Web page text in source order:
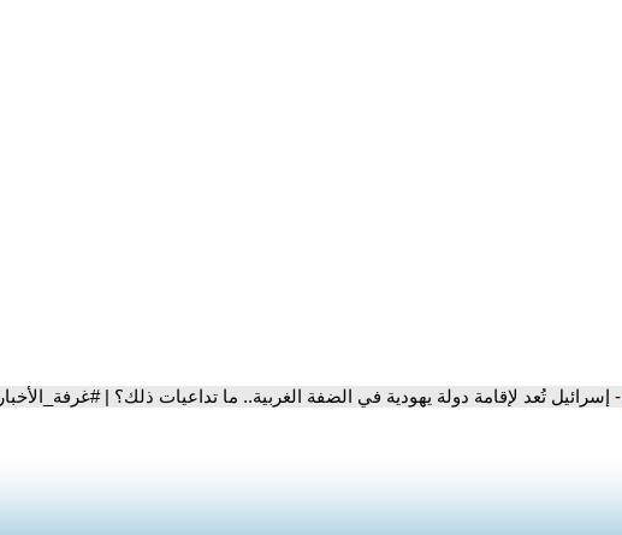
- إسرائيل تُعد لإقامة دولة يهودية في الضفة الغربية.. ما تداعيات ذلك؟ | #غرفة_الأخبار